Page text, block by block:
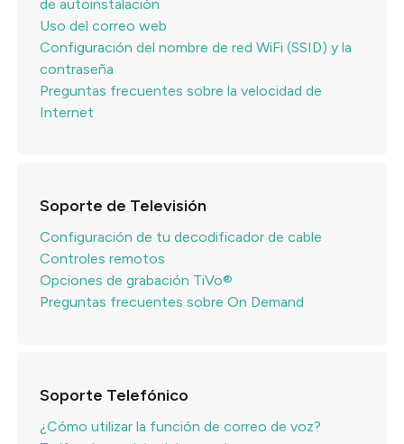
de autoinstalación
Uso del correo web
Configuración del nombre de red WiFi (SSID) y la
contraseña
Preguntas frecuentes sobre la velocidad de
Internet
Soporte de Televisión
Configuración de tu decodificador de cable
Controles remotos
Opciones de grabación TiVo®
Preguntas frecuentes sobre On Demand
Soporte Telefónico
¿Cómo utilizar la función de correo de voz?